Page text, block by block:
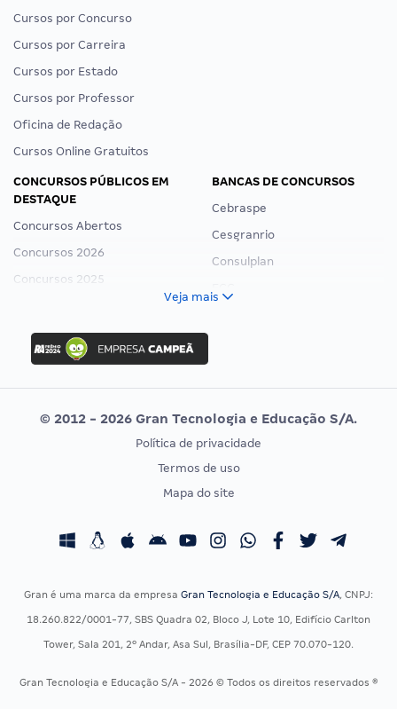
Cursos por Concurso
Cursos por Carreira
Cursos por Estado
Cursos por Professor
Oficina de Redação
Cursos Online Gratuitos
CONCURSOS PÚBLICOS EM
DESTAQUE
Concursos Abertos
Concursos 2026
Concursos 2025
Concurso Ibama
Concurso MPU
Editais publicados
BANCAS DE CONCURSOS
Cebraspe
Cesgranrio
Consulplan
Vunesp
CONCURSOS POR PROFISSÃO
Concursos Fiscais
Concursos Saúde
Residência Multiprofissional
EXAME DE ORDEM
Calendário OAB
Veja mais
© 2012 - 2026 Gran Tecnologia e Educação S/A.
Política de privacidade
Termos de uso
Mapa do site
Gran é uma marca da empresa Gran Tecnologia e Educação S/A, CNPJ:
18.260.822/0001-77, SBS Quadra 02, Bloco J, Lote 10, Edifício Carlton
Tower, Sala 201, 2º Andar, Asa Sul, Brasília-DF, CEP 70.070-120.
Gran Tecnologia e Educação S/A - 2026 © Todos os direitos reservados ®